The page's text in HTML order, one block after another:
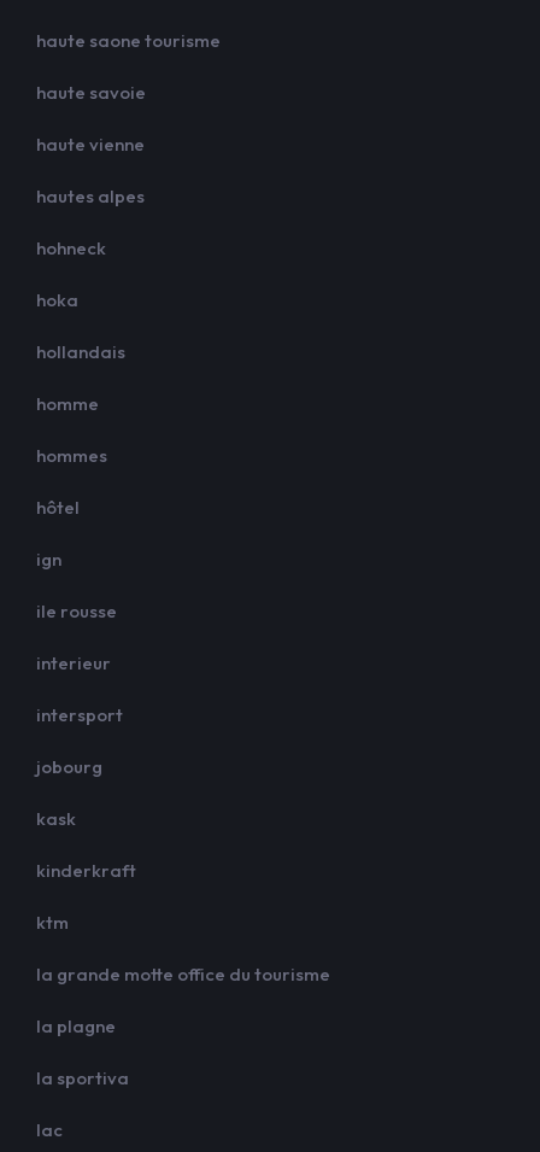
haute saone tourisme
haute savoie
haute vienne
hautes alpes
hohneck
hoka
hollandais
homme
hommes
hôtel
ign
ile rousse
interieur
intersport
jobourg
kask
kinderkraft
ktm
la grande motte office du tourisme
la plagne
la sportiva
lac